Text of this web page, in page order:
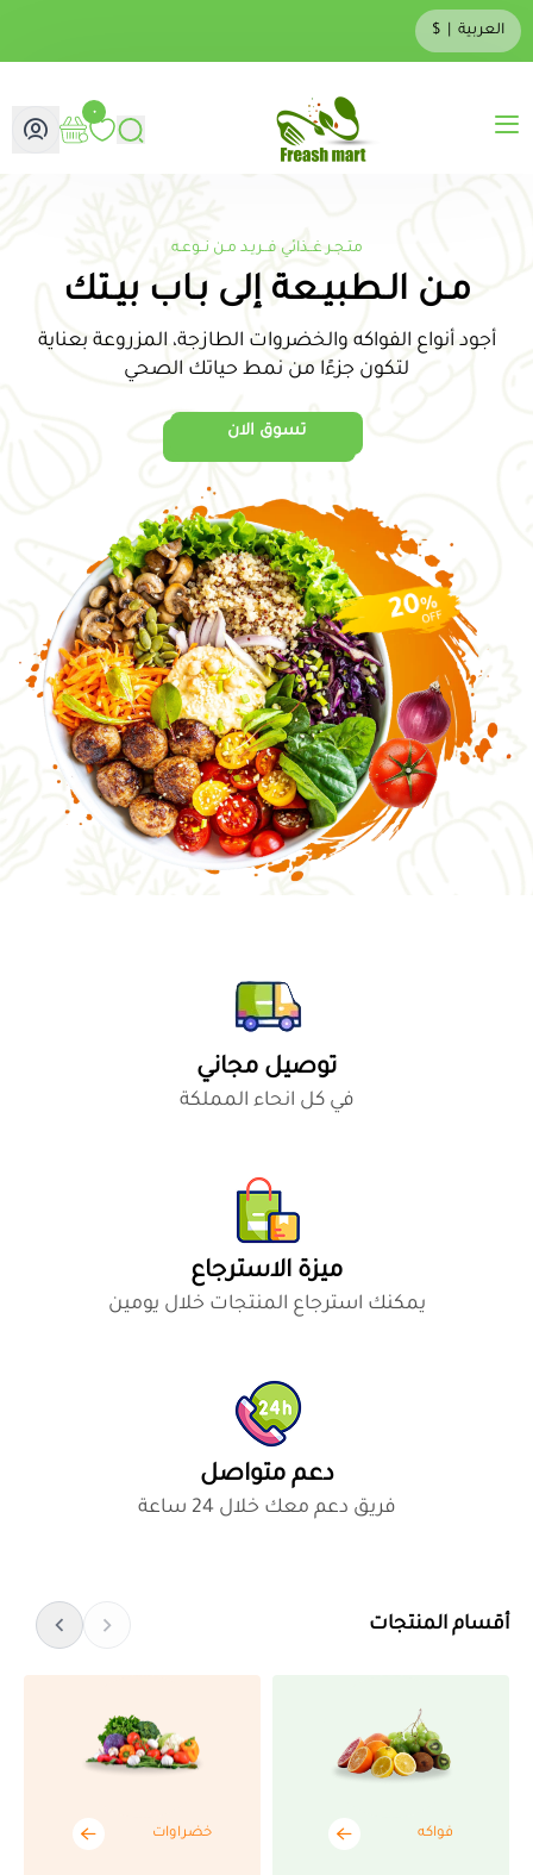
العربية $
متجر تجريبي
٠
متـجـر غــذائي فــريـد مـن نــوعـه
مـن الـطبيـعة إلى بـاب بيـتك
أجود أنواع الفواكه والخضروات الطازجة، المزروعة بعناية
لتكون جزءًا من نمط حياتك الصحي
تسوق الان
توصيل مجاني
في كل انحاء المملكة
ميزة الاسترجاع
يمكنك استرجاع المنتجات خلال يومين
دعم متواصل
فريق دعم معك خلال 24 ساعة
أقسام المنتجات
فواكه خضراوات